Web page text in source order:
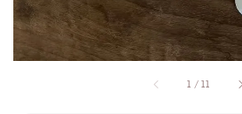
1 /11